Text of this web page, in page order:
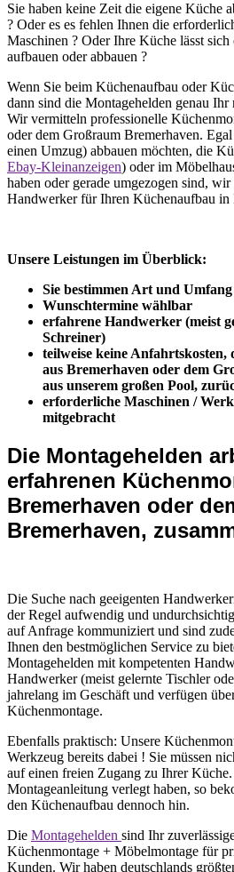
Sie haben keine Zeit die eigene Küche
? Oder es es fehlen Ihnen die
Maschinen ? Oder Ihre Küche lässt
aufbauen oder abbauen ?
Wenn Sie beim Küchenaufbau oder
dann sind die Montagehelden genau Ihr
Wir vermitteln professionelle
oder dem Großraum Bremerhaven.
einen Umzug) abbauen möchten, die
Ebay-Kleinanzeigen) oder im
haben oder gerade umgezogen sind,
Handwerker für Ihren Küchenaufbau in
Unsere Leistungen im Überblick:
Sie bestimmen Art und
Wunschtermine wählbar
erfahrene Handwerker (meist
Schreiner)
teilweise keine
aus Bremerhaven oder dem
aus unserem großen Pool,
erforderliche Maschinen /
mitgebracht
Die Montagehelden
erfahrenen
Bremerhaven oder
Bremerhaven,
Die Suche nach geeigenten
der Regel aufwendig und
auf Anfrage kommuniziert und sind
Ihnen den bestmöglichen Service zu
Montagehelden mit kompetenten
Handwerker (meist gelernte Tischler
jahrelang im Geschäft und verfügen
Küchenmontage.
Ebenfalls praktisch: Unsere
Werkzeug bereits dabei ! Sie müssen
auf einen freien Zugang zu Ihrer
Montageanleitung verlegt haben, so
den Küchenaufbau dennoch hin.
Die Montagehelden sind Ihr
Küchenmontage + Möbelmontage für
Kunden. Wir haben deutschlands